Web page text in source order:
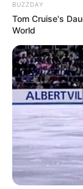
Megan Domani
Salshabilla
BUZZDAY
Tom Cruise's
World